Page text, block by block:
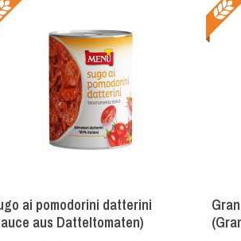
ai pomodorini datterini
aus Datteltomaten)